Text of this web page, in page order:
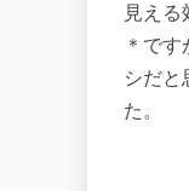
見え
＊で
シだと
た。